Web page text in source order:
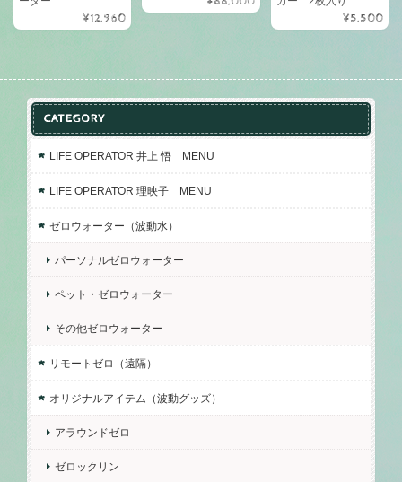
¥12,960 ¥5,500
CATEGORY
LIFE OPERATOR 井上 悟 MENU
LIFE OPERATOR 理映子 MENU
ゼロウォーター（波動水）
パーソナルゼロウォーター
ペット・ゼロウォーター
その他ゼロウォーター
リモートゼロ（遠隔）
オリジナルアイテム（波動グッズ）
アラウンドゼロ
ゼロックリン